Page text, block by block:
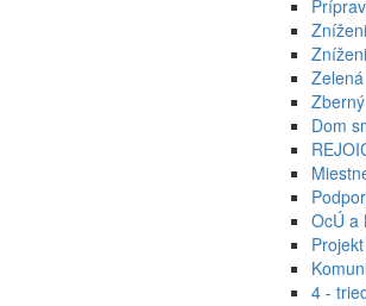
Dom
OcÚ a
4 -